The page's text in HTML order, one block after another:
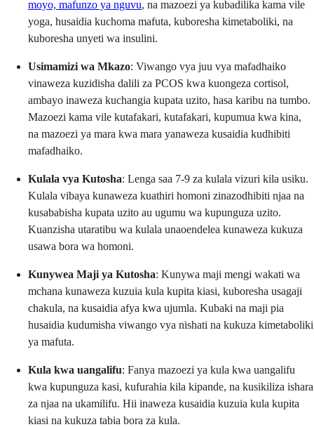
moyo, mafunzo ya nguvu, na mazoezi ya kubadilika kama vile
yoga, husaidia kuchoma mafuta, kuboresha kimetaboliki, na
kuboresha unyeti wa insulini.
Usimamizi wa Mkazo: Viwango vya juu vya mafadhaiko
vinaweza kuzidisha dalili za PCOS kwa kuongeza cortisol,
ambayo inaweza kuchangia kupata uzito, hasa karibu na tumbo.
Mazoezi kama vile kutafakari, kutafakari, kupumua kwa kina,
na mazoezi ya mara kwa mara yanaweza kusaidia kudhibiti
mafadhaiko.
Kulala vya Kutosha: Lenga saa 7-9 za kulala vizuri kila usiku.
Kulala vibaya kunaweza kuathiri homoni zinazodhibiti njaa na
kusababisha kupata uzito au ugumu wa kupunguza uzito.
Kuanzisha utaratibu wa kulala unaoendelea kunaweza kukuza
usawa bora wa homoni.
Kunywea Maji ya Kutosha: Kunywa maji mengi wakati wa
mchana kunaweza kuzuia kula kupita kiasi, kuboresha usagaji
chakula, na kusaidia afya kwa ujumla. Kubaki na maji pia
husaidia kudumisha viwango vya nishati na kukuza kimetaboliki
ya mafuta.
Kula kwa uangalifu: Fanya mazoezi ya kula kwa uangalifu
kwa kupunguza kasi, kufurahia kila kipande, na kusikiliza ishara
za njaa na ukamilifu. Hii inaweza kusaidia kuzuia kula kupita
kiasi na kukuza tabia bora za kula.